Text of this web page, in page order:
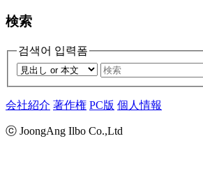
検索
검색어 입력폼
会社紹介 著作権 PC版 個人情報
ⓒ JoongAng Ilbo Co.,Ltd